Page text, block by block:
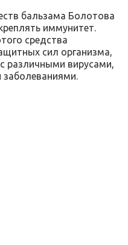
бальзама Болотова
иммунитет.
средства
сил организма,
различными вирусами,